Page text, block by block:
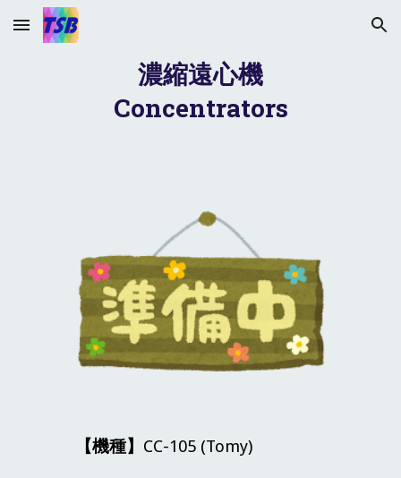
Skip to main content Skip to navigation
濃縮遠心機
Concentrators
【機種】 CC-105 (Tomy)